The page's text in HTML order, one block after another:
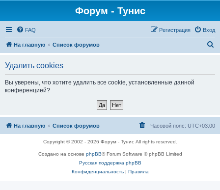
Форум - Тунис
FAQ Вход
Регистрация
На главную Список форумов
Удалить cookies
Вы уверены, что хотите удалить все cookie, установленные данной
конференцией?
На главную Список форумов Часовой пояс: UTC+03:00
Copyright © 2002 - 2026 Форум - Тунис All rights reserved.
Создано на основе phpBB® Forum Software © phpBB Limited
Русская поддержка phpBB
Конфиденциальность| Правила